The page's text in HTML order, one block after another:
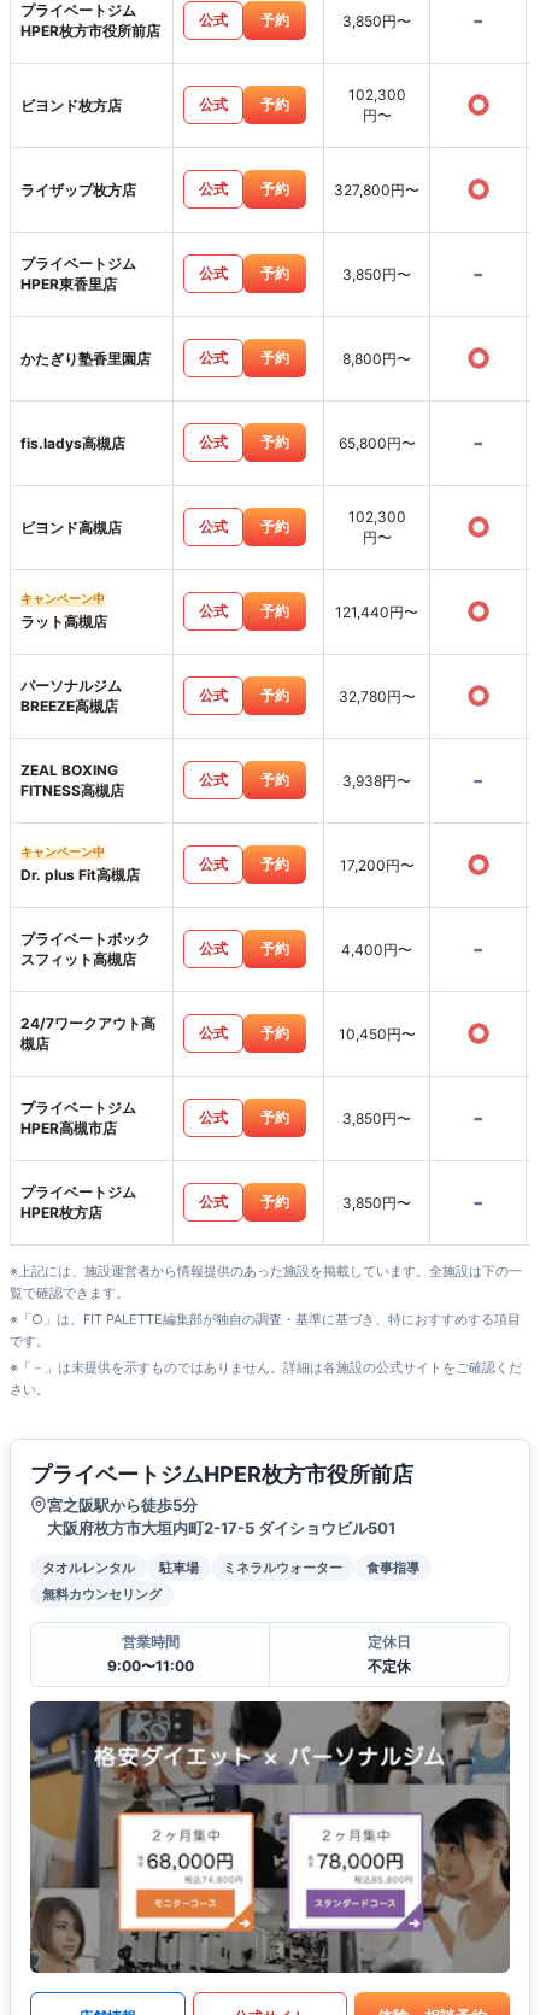
プライベートジム
HPER枚方市役所前店
公式 予約 3,850円〜 -
ビヨンド枚方店 公式 予約
102,300
円〜
○
ライザップ枚方店 公式 予約 327,800円〜 ○
プライベートジム
HPER東香里店
公式 予約 3,850円〜 -
かたぎり塾香里園店 公式 予約 8,800円〜 ○
fis.ladys高槻店 公式 予約 65,800円〜 -
ビヨンド高槻店 公式 予約
102,300
円〜
○
キャンペーン中
ラット高槻店
公式 予約 121,440円〜 ○
パーソナルジム
BREEZE高槻店
公式 予約 32,780円〜 ○
ZEAL BOXING
FITNESS高槻店
公式 予約 3,938円〜 -
キャンペーン中
Dr. plus Fit高槻店
公式 予約 17,200円〜 ○
プライベートボック
スフィット高槻店
公式 予約 4,400円〜 -
24/7ワークアウト高
槻店
公式 予約 10,450円〜 ○
プライベートジム
HPER高槻市店
公式 予約 3,850円〜 -
プライベートジム
HPER枚方店
公式 予約 3,850円〜 -
※上記には、施設運営者から情報提供のあった施設を掲載しています。全施設は下の一
覧で確認できます。
※「○」は、FIT PALETTE編集部が独自の調査・基準に基づき、特におすすめする項目
です。
※「－」は未提供を示すものではありません。詳細は各施設の公式サイトをご確認くだ
さい。
プライベートジムHPER枚方市役所前店
宮之阪駅から徒歩5分
大阪府枚方市大垣内町2-17-5 ダイショウビル501
タオルレンタル 駐車場 ミネラルウォーター
食事指導
無料カウンセリング
営業時間
9:00〜11:00
定休日
不定休